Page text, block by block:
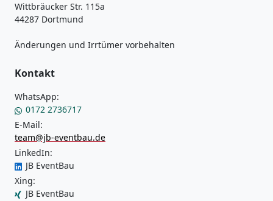
Wittbräucker Str. 115a
44287 Dortmund
Änderungen und Irrtümer vorbehalten
Kontakt
WhatsApp:
0172 2736717
E-Mail:
team@jb-eventbau.de
LinkedIn:
JB EventBau
Xing:
JB EventBau